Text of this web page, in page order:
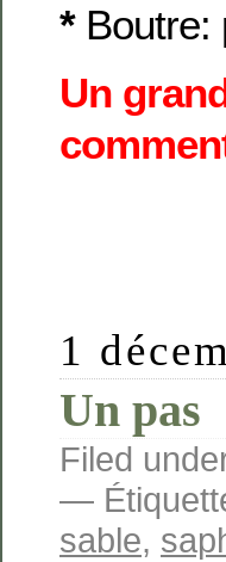
*Boutre:
Un
1
Un pas
Filed
—
sable,